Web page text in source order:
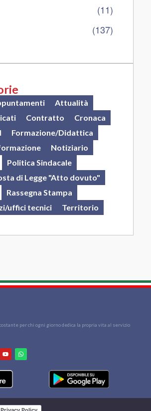
(11)
(137)
Attualità
Contratto
Cronaca
Formazione/Didattica
Notiziario
Politica Sindacale
di Legge "Atto dovuto"
Rassegna Stampa
uffici tecnici
Territorio
per chi ogni giorno dedica la propria vita al servizio